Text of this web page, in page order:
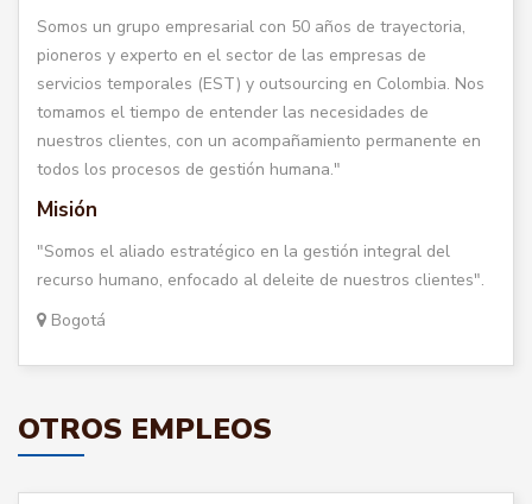
Somos un grupo empresarial con 50 años de trayectoria,
pioneros y experto en el sector de las empresas de
servicios temporales (EST) y outsourcing en Colombia. Nos
tomamos el tiempo de entender las necesidades de
nuestros clientes, con un acompañamiento permanente en
todos los procesos de gestión humana."
Misión
"Somos el aliado estratégico en la gestión integral del
recurso humano, enfocado al deleite de nuestros clientes".
Bogotá
OTROS EMPLEOS